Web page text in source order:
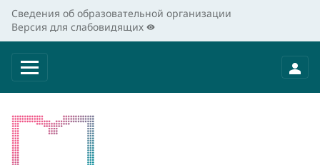
Сведения об образовательной организации
Версия для слабовидящих